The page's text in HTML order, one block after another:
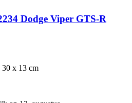
Dodge Viper GTS-​R
x 13 cm